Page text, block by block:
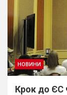
НОВИНИ
Крок до ЄС